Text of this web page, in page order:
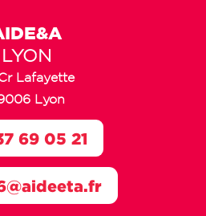
LYON
Cr Lafayette
Lyon
69 05 21